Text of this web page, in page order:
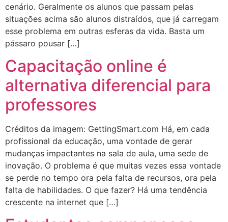
cenário. Geralmente os alunos que passam pelas
situações acima são alunos distraídos, que já carregam
esse problema em outras esferas da vida. Basta um
pássaro pousar […]
Capacitação online é
alternativa diferencial para
professores
Créditos da imagem: GettingSmart.com Há, em cada
profissional da educação, uma vontade de gerar
mudanças impactantes na sala de aula, uma sede de
inovação. O problema é que muitas vezes essa vontade
se perde no tempo ora pela falta de recursos, ora pela
falta de habilidades. O que fazer? Há uma tendência
crescente na internet que […]